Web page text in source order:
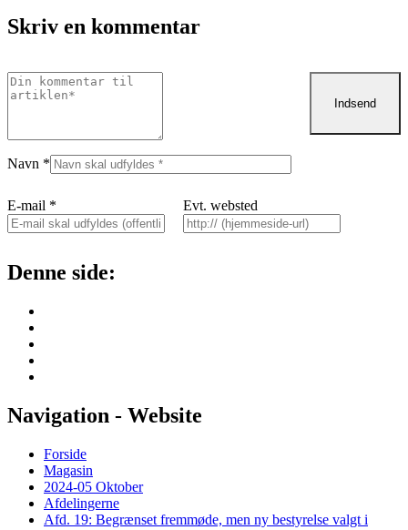
Skriv en kommentar
Navn *
E-mail * Evt. websted
Denne side:
Navigation - Website
Forside
Magasin
2024-05 Oktober
Afdelingerne
Afd. 19: Begrænset fremmøde, men ny bestyrelse valgt i